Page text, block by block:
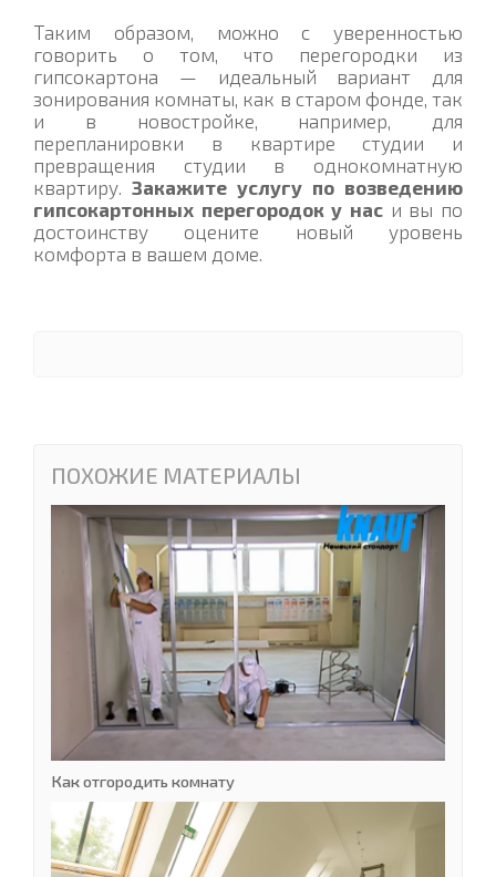
Таким образом, можно с уверенностью
говорить о том, что перегородки из
гипсокартона — идеальный вариант для
зонирования комнаты, как в старом фонде, так
и в новостройке, например, для
перепланировки в квартире студии и
превращения студии в однокомнатную
квартиру. Закажите услугу по возведению
гипсокартонных перегородок у нас и вы по
достоинству оцените новый уровень
комфорта в вашем доме.
ПОХОЖИЕ МАТЕРИАЛЫ
Как отгородить комнату